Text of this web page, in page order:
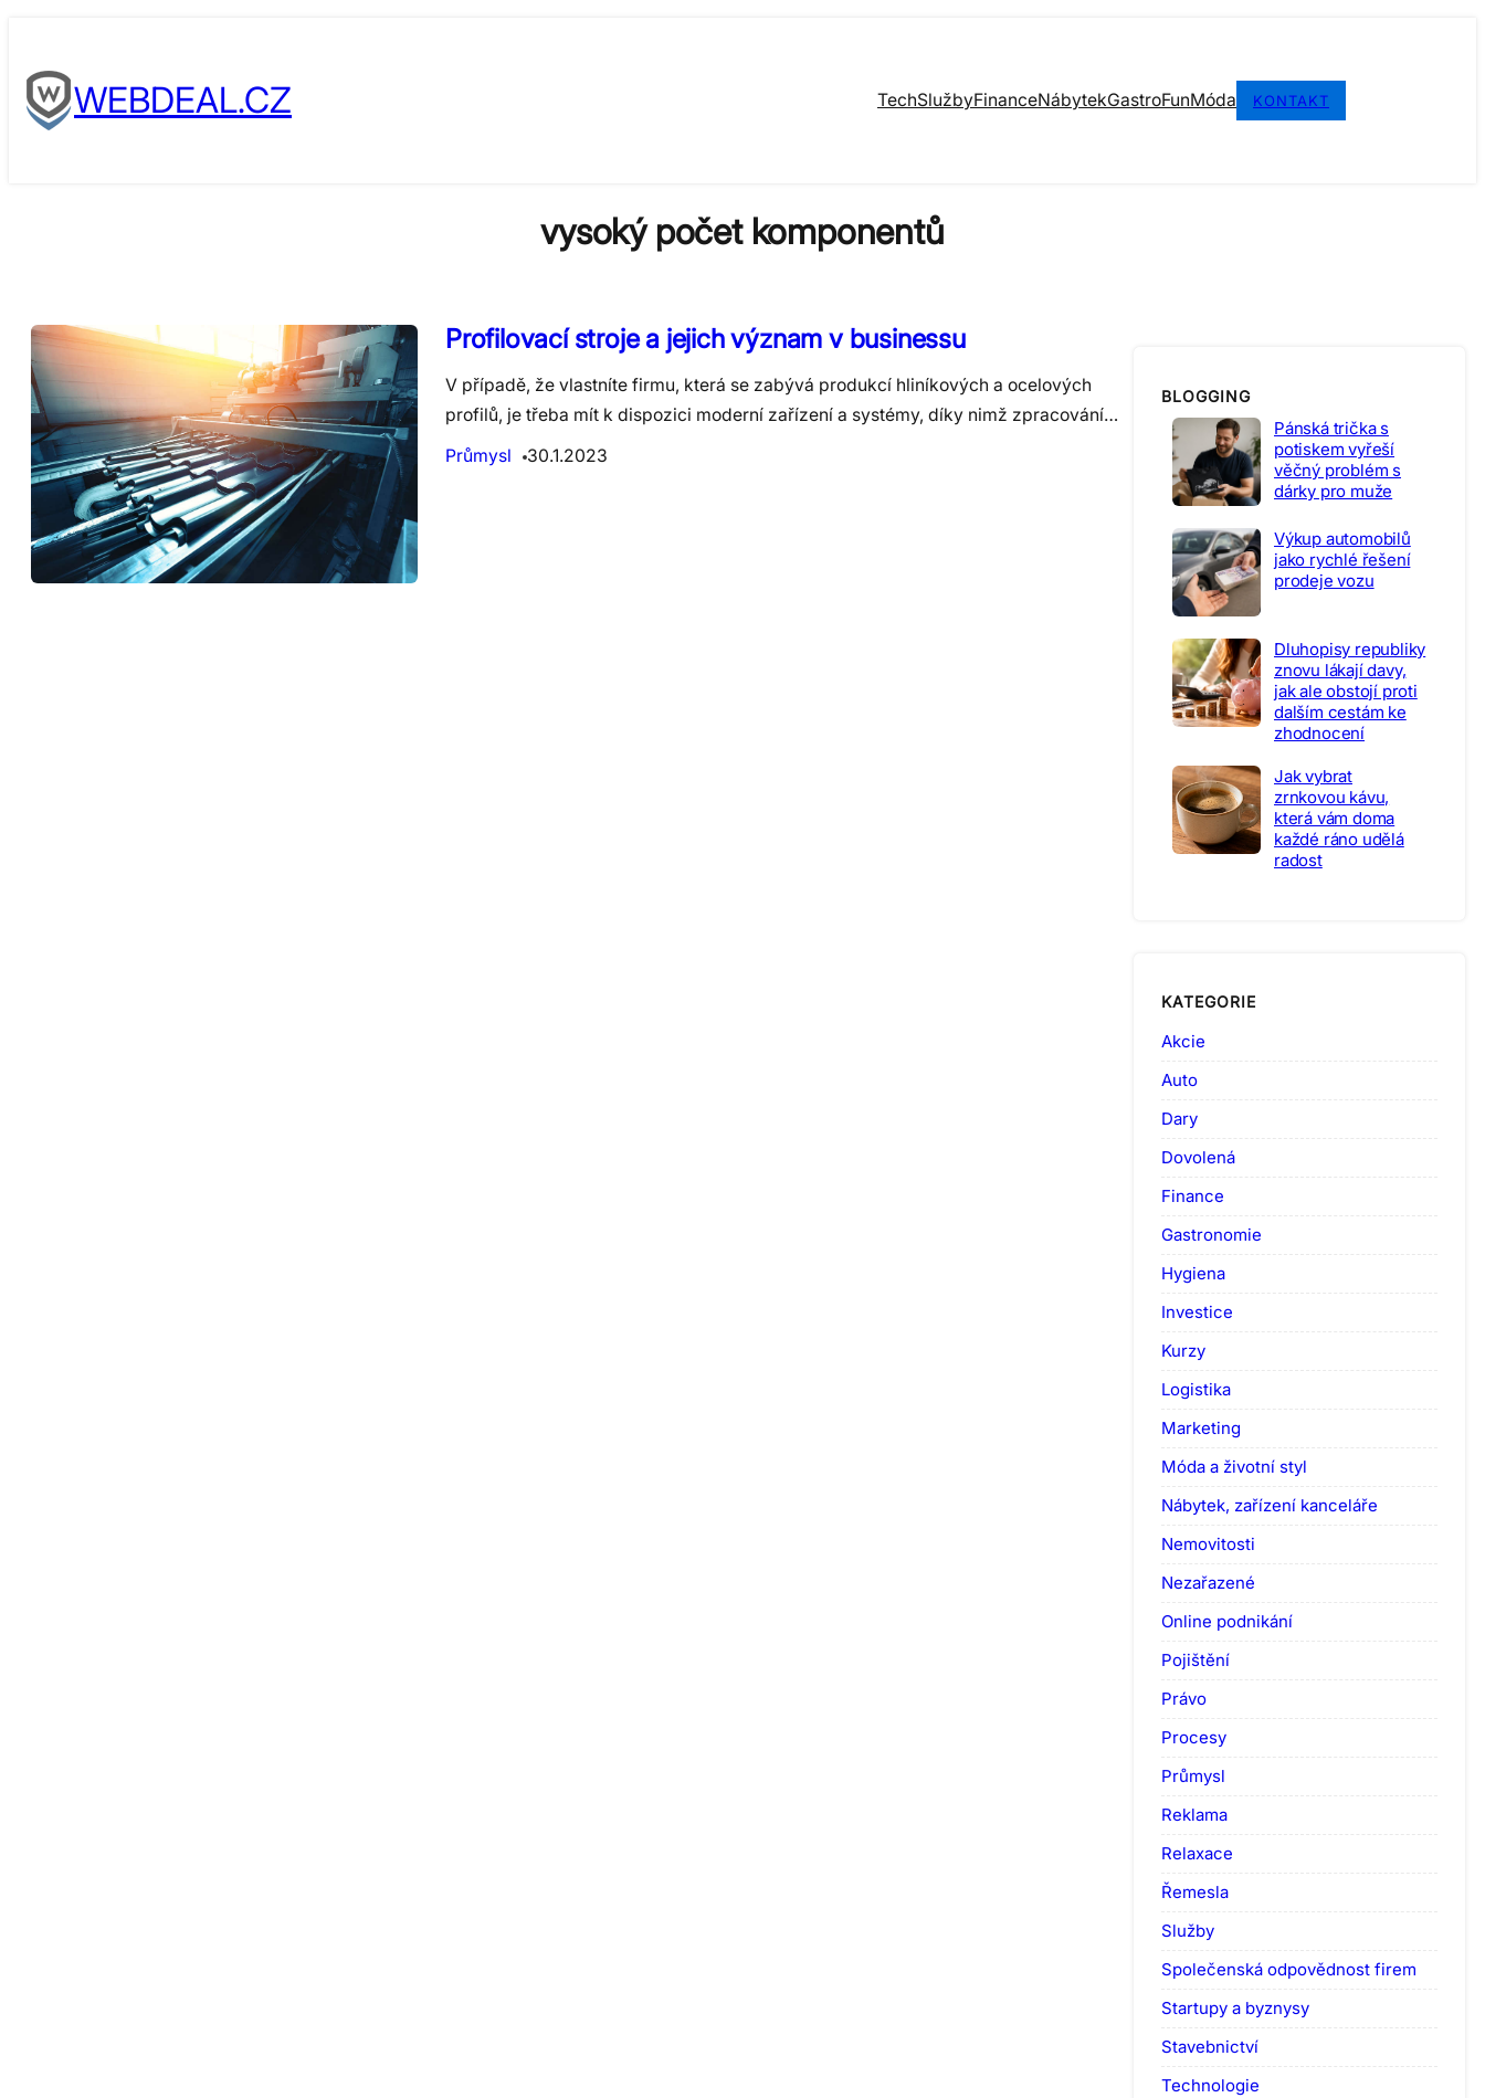
contentWEBDEAL.CZ TechSlužbyFinanceNábytekGastroFunMóda KONTAKT
vysoký počet komponentů
Profilovací stroje a jejich význam v businessu
V případě, že vlastníte firmu, která se zabývá produkcí hliníkových a ocelových
profilů, je třeba mít k dispozici moderní zařízení a systémy, díky nimž zpracování…
Průmysl
30.1.2023
BLOGGING
Pánská trička s
potiskem vyřeší
věčný problém s
dárky pro muže
Výkup automobilů
jako rychlé řešení
prodeje vozu
Dluhopisy republiky
znovu lákají davy,
jak ale obstojí proti
dalším cestám ke
zhodnocení
Jak vybrat
zrnkovou kávu,
která vám doma
každé ráno udělá
radost
KATEGORIE
Akcie
Auto
Dary
Dovolená
Finance
Gastronomie
Hygiena
Investice
Kurzy
Logistika
Marketing
Móda a životní styl
Nábytek, zařízení kanceláře
Nemovitosti
Nezařazené
Online podnikání
Pojištění
Právo
Procesy
Průmysl
Reklama
Relaxace
Řemesla
Služby
Společenská odpovědnost firem
Startupy a byznysy
Stavebnictví
Technologie